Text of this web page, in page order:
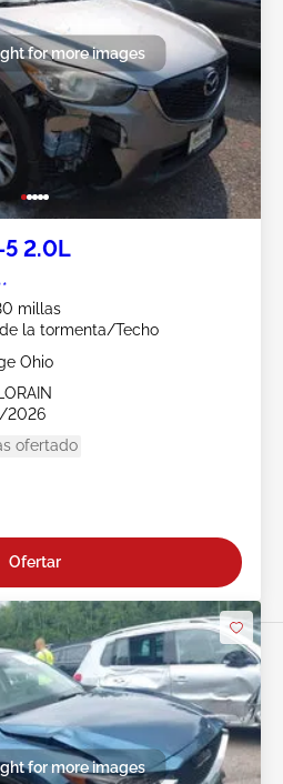
for more images
5 2.0L
millas
la tormenta/Techo
Ohio
2026
ofertado
Ofertar
for more images